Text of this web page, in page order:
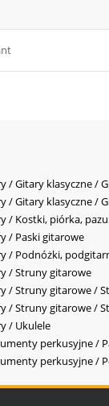
/ Gitary klasyczne /
/ Gitary klasyczne /
/ Kostki, piórka,
/ Paski gitarowe
/ Podnóżki,
/ Struny gitarowe
/ Struny gitarowe /
/ Struny gitarowe /
/ Ukulele
perkusyjne /
perkusyjne /